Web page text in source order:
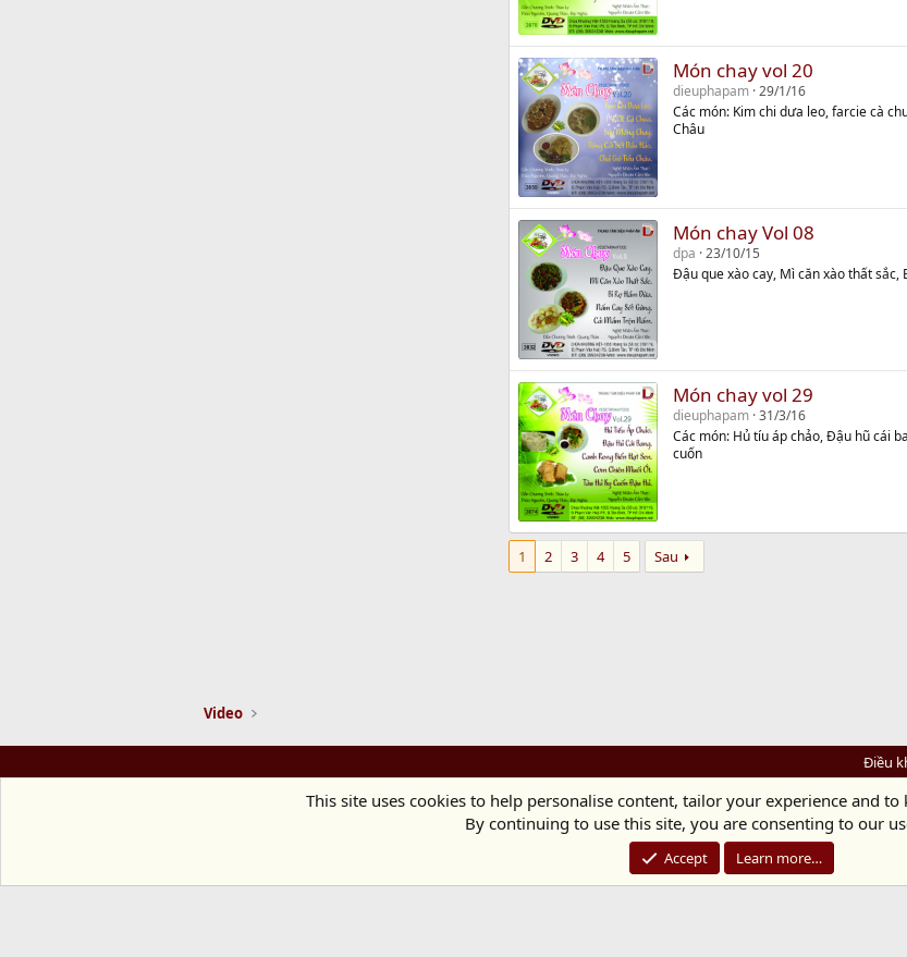
Món chay vol 20
dieuphapam 29/1/16
Các món: Kim chi dưa leo, farcie cà
Châu
Món chay Vol 08
dpa 23/10/15
Đậu que xào cay, Mì căn xào thất
Món chay vol 29
dieuphapam 31/3/16
Các món: Hủ tíu áp chảo, Đậu hũ cái
cuốn
1 2 3 4 5 Sau
Video
Điều
Diệu Pháp Âm
Chùa Diệu Pháp - Số 72/14 Phú Mỹ, Phú Hòa Đông, Củ Chi, TP.HCM
Điện thoại: 028.36208438 | Email:
Chủ Nhiệm: Thích Minh Thiền
This site uses cookies to help personalise content, tailor your experience and
By continuing to use this site, you are consenting to our
Accept Learn more…